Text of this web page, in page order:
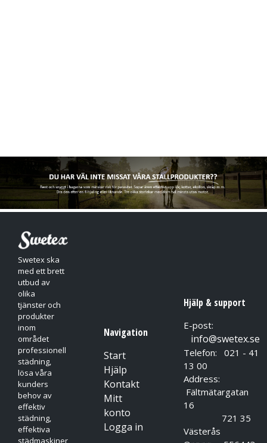
Swetex ska
med ett brett
utbud av
olika
tjänster och
produkter
inom
området
professionell
städning,
lösa våra
kunders
behov av
effektiv
städning,
effektiva
städmaskiner
Navigation
Start
Hjälp
Kontakt
Mitt
konto
Logga in
Hjälp & support
E-post:
info@swetex.se
Telefon: 021 - 41
13 00
Address:
Fältmätargatan
16
721 35
Västerås